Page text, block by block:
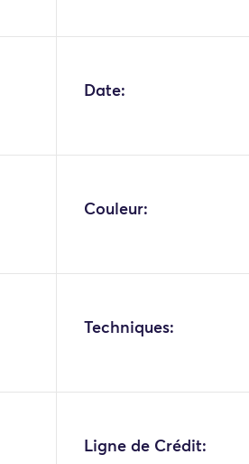
Date:
Couleur:
Techniques:
Ligne de Crédit: